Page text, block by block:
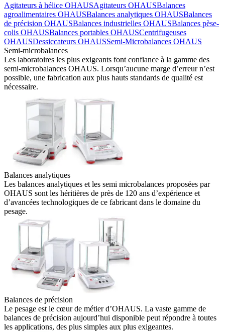
Agitateurs à hélice OHAUSAgitateurs OHAUSBalances
agroalimentaires OHAUSBalances analytiques OHAUSBalances
de précision OHAUSBalances industrielles OHAUSBalances pèse-
colis OHAUSBalances portables OHAUSCentrifugeuses
OHAUSDessiccateurs OHAUSSemi-Microbalances OHAUS
Semi-microbalances
Les laboratoires les plus exigeants font confiance à la gamme des
semi-microbalances OHAUS. Lorsqu’aucune marge d’erreur n’est
possible, une fabrication aux plus hauts standards de qualité est
nécessaire.
Balances analytiques
Les balances analytiques et les semi microbalances proposées par
OHAUS sont les héritières de près de 120 ans d’expérience et
d’avancées technologiques de ce fabricant dans le domaine du
pesage.
Balances de précision
Le pesage est le cœur de métier d’OHAUS. La vaste gamme de
balances de précision aujourd’hui disponible peut répondre à toutes
les applications, des plus simples aux plus exigeantes.